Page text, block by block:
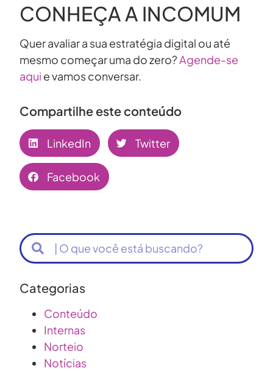
CONHEÇA A INCOMUM
Quer avaliar a sua estratégia digital ou até
mesmo começar uma do zero?Agende-se
aqui e vamos conversar.
Compartilhe este conteúdo
LinkedIn Twitter
Facebook
Categorias
Conteúdo
Internas
Norteio
Notícias